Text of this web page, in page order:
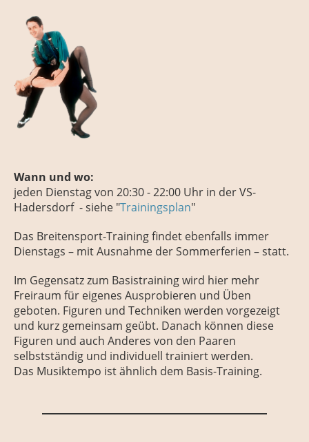
Wann und wo:
jeden Dienstagvon 20:30 - 22:00 Uhr in der VS-
Hadersdorf - siehe "Trainingsplan"
Das Breitensport-Training findet ebenfalls immer
Dienstags – mit Ausnahme der Sommerferien – statt.
Im Gegensatz zum Basistraining wird hier mehr
Freiraum für eigenes Ausprobieren und Üben
geboten. Figuren und Techniken werden vorgezeigt
und kurz gemeinsam geübt. Danach können diese
Figuren und auch Anderes von den Paaren
selbstständig und individuell trainiert werden.
Das Musiktempo ist ähnlich dem Basis-Training.